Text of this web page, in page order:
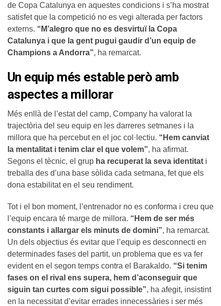
de Copa Catalunya en aquestes condicions i s’ha mostrat
satisfet que la competició no es vegi alterada per factors
externs. “M’alegro que no es desvirtuï la Copa
Catalunya i que la gent pugui gaudir d’un equip de
Champions a Andorra”, ha remarcat.
Un equip més estable però amb
aspectes a millorar
Més enllà de l’estat del camp, Company ha valorat la
trajectòria del seu equip en les darreres setmanes i la
millora que ha percebut en el joc col·lectiu. “Hem canviat
la mentalitat i tenim clar el que volem”, ha afirmat.
Segons el tècnic, el grup ha recuperat la seva identitat i
treballa des d’una base sòlida cada setmana, fet que els
dona estabilitat en el seu rendiment.
Tot i el bon moment, l’entrenador no es conforma i creu que
l’equip encara té marge de millora. “Hem de ser més
constants i allargar els minuts de domini”, ha remarcat.
Un dels objectius és evitar que l’equip es desconnecti en
determinades fases del partit, un problema que es va fer
evident en el segon temps contra el Barakaldo. “Si tenim
fases on el rival ens supera, hem d’aconseguir que
siguin tan curtes com sigui possible”, ha afegit, insistint
en la necessitat d’evitar errades innecessàries i ser més